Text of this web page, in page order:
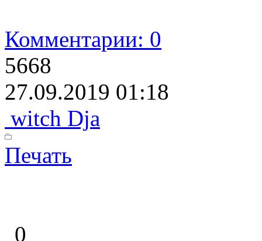
Комментарии: 0
5668
27.09.2019 01:18
witch Dja
Печать
0